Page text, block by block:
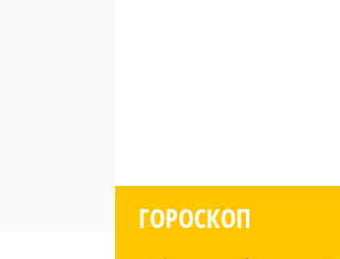
ГОРОСКОП